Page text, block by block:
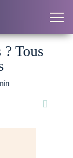
Tous
